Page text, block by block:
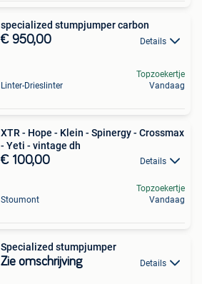
specialized stumpjumper carbon
€ 950,00 Details
Linter-Drieslinter
Topzoekertje
Vandaag
XTR - Hope - Klein - Spinergy - Crossmax
- Yeti - vintage dh
€ 100,00 Details
Stoumont
Topzoekertje
Vandaag
Specialized stumpjumper
Zie omschrijving Details